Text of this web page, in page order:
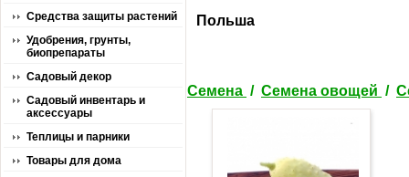
Средства защиты растений
Удобрения, грунты,
биопрепараты
Садовый декор
Садовый инвентарь и
аксессуары
Теплицы и парники
Товары для дома
Польша
Семена / Семена овощей /